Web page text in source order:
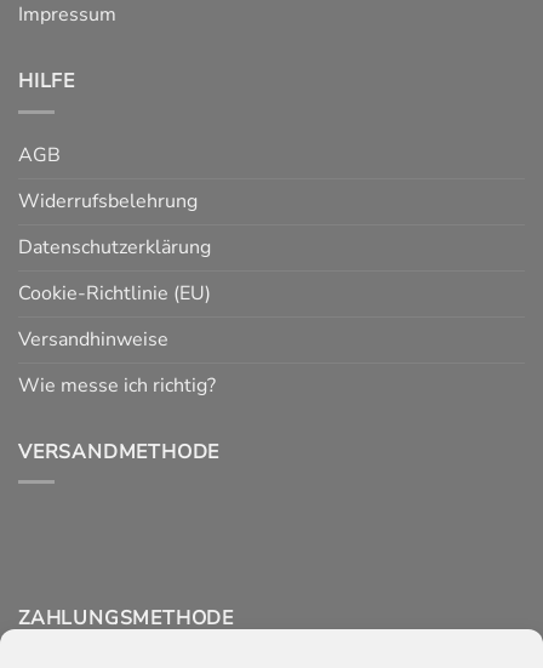
Impressum
HILFE
AGB
Widerrufsbelehrung
Datenschutzerklärung
Cookie-Richtlinie (EU)
Versandhinweise
Wie messe ich richtig?
VERSANDMETHODE
ZAHLUNGSMETHODE